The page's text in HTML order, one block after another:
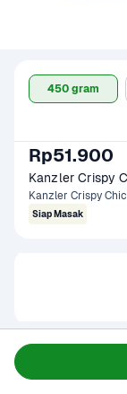
450 gram
Rp51.900
Kanzler Crispy
Kanzler Crispy
Siap Masak
Informasi
Kanzler Crispy